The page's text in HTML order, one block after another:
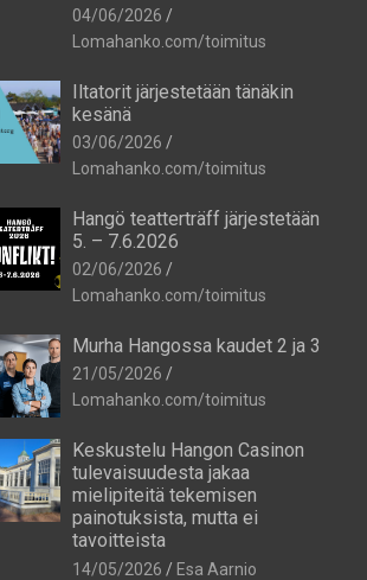
04/06/2026
Lomahanko.com/toimitus
Iltatorit järjestetään tänäkin
kesänä
03/06/2026
Lomahanko.com/toimitus
Hangö teatterträff järjestetään
5. – 7.6.2026
02/06/2026
Lomahanko.com/toimitus
Murha Hangossa kaudet 2 ja 3
21/05/2026
Lomahanko.com/toimitus
Keskustelu Hangon Casinon
tulevaisuudesta jakaa
mielipiteitä tekemisen
painotuksista, mutta ei
tavoitteista
14/05/2026 Esa Aarnio